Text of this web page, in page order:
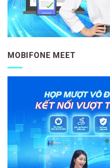
MOBIFONE MEET